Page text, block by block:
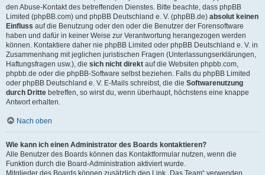
den Abuse-Kontakt des betreffenden Dienstes. Bitte beachte, dass phpBB
Limited (phpBB.com) und phpBB Deutschland e. V. (phpBB.de) absolut keinen
Einfluss auf die Benutzung oder den oder die Benutzer der Forensoftware
haben und dafür in keiner Weise zur Verantwortung herangezogen werden
können. Kontaktiere daher nie phpBB Limited oder phpBB Deutschland e. V. in
Zusammenhang mit jeglichen juristischen Fragen (Unterlassungserklärungen,
Haftungsfragen usw.), die sich nicht direkt auf die Websiten phpbb.com,
phpbb.de oder die phpBB-Software selbst beziehen. Falls du phpBB Limited
oder phpBB Deutschland e. V. E-Mails schreibst, die die Softwarenutzung
durch Dritte betreffen, so wirst du, wenn überhaupt, höchstens eine knappe
Antwort erhalten.
Nach oben
Wie kann ich einen Administrator des Boards kontaktieren?
Alle Benutzer des Boards können das Kontaktformular nutzen, wenn die
Funktion durch die Board-Administration aktiviert wurde.
Mitglieder des Boards können zusätzlich den Link „Das Team“ verwenden.